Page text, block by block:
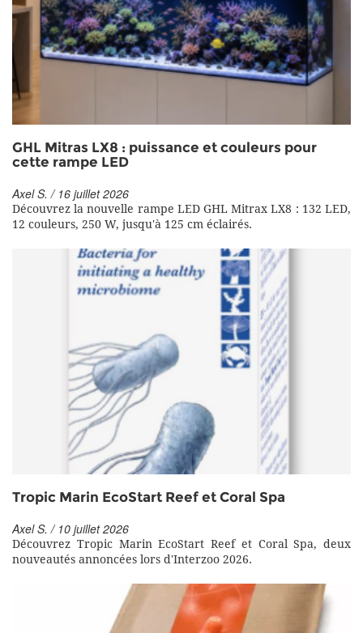
GHL Mitras LX8 : puissance et couleurs pour
cette rampe LED
Axel S. / 16 juillet 2026
Découvrez la nouvelle rampe LED GHL Mitrax LX8 : 132 LED,
12 couleurs, 250 W, jusqu'à 125 cm éclairés.
Tropic Marin EcoStart Reef et Coral Spa
Axel S. / 10 juillet 2026
Découvrez Tropic Marin EcoStart Reef et Coral Spa, deux
nouveautés annoncées lors d'Interzoo 2026.